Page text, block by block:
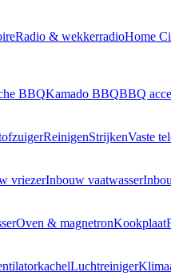
Radio & wekkerradioHome
BBQKamado BBQBBQ
ReinigenStrijkenVaste
vriezerInbouw vaatwasser
Oven & magnetronKookplaat
Luchtreiniger